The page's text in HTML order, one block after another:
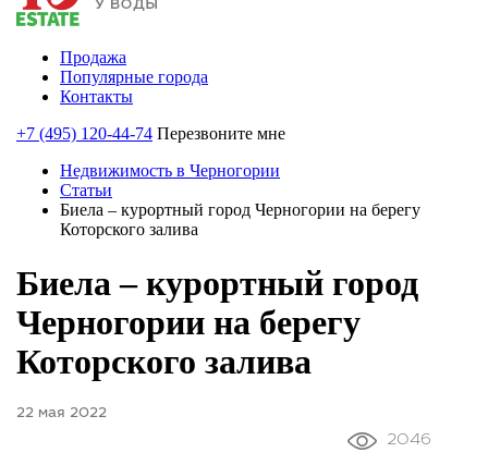
Продажа
Популярные города
Контакты
+7 (495) 120-44-74 Перезвоните мне
Недвижимость в Черногории
Статьи
Биела – курортный город Черногории на берегу
Которского залива
Биела – курортный город
Черногории на берегу
Которского залива
22 мая 2022
2046